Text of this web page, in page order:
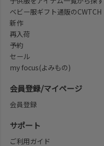
ベビー服ギフト通販のCWTCH
新作
再入荷
予約
セール
my focus(よみもの)
会員登録/マイページ
会員登録
サポート
ご利用ガイド